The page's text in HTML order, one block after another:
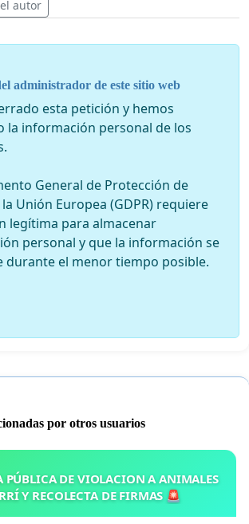
la real carga lectiva de estas
respete la planificación realizada por
antiguo de exámenes y PEC con
y reconocer el valor de las
así como respetar su
su tiempo y su dinero.
autor
administrador de este sitio web
esta petición y hemos
la información personal de los
General de Protección de
Unión Europea (GDPR) requiere
legítima para almacenar
personal y que la información se
durante el menor tiempo posible.
por otros usuarios
DE VIOLACION A ANIMALES
Y RECOLECTA DE FIRMAS 🚨